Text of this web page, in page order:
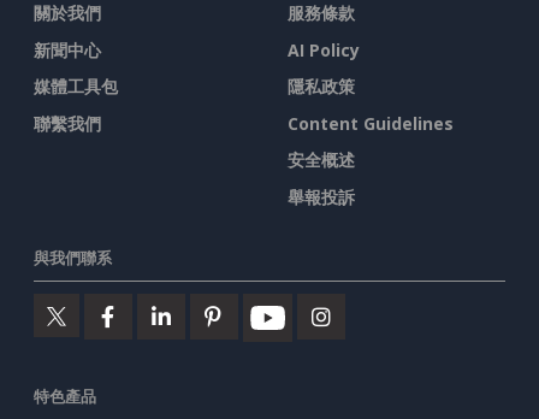
關於我們
新聞中心
媒體工具包
聯繫我們
服務條款
AI Policy
隱私政策
Content Guidelines
安全概述
舉報投訴
與我們聯系
特色產品